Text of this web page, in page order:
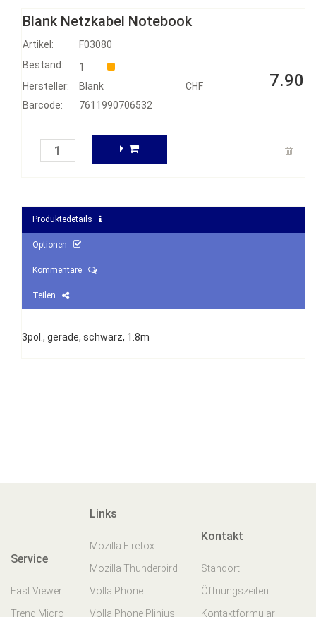
Blank Netzkabel Notebook
Artikel: F03080
CHF 7.90
Bestand:
1
Hersteller:
Blank
Barcode:
7611990706532
Produktedetails
Optionen
Kommentare
Teilen
3pol., gerade, schwarz, 1.8m
Service
Fast Viewer
Trend Micro
Links
Mozilla Firefox
Mozilla Thunderbird
Volla Phone
Volla Phone Plinius
Kontakt
Standort
Öffnungszeiten
Kontaktformular